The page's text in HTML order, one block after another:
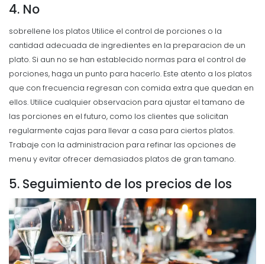
4. No
sobrellene los platos Utilice el control de porciones o la
cantidad adecuada de ingredientes en la preparacion de un
plato. Si aun no se han establecido normas para el control de
porciones, haga un punto para hacerlo. Este atento a los platos
que con frecuencia regresan con comida extra que quedan en
ellos. Utilice cualquier observacion para ajustar el tamano de
las porciones en el futuro, como los clientes que solicitan
regularmente cajas para llevar a casa para ciertos platos.
Trabaje con la administracion para refinar las opciones de
menu y evitar ofrecer demasiados platos de gran tamano.
5. Seguimiento de los precios de los